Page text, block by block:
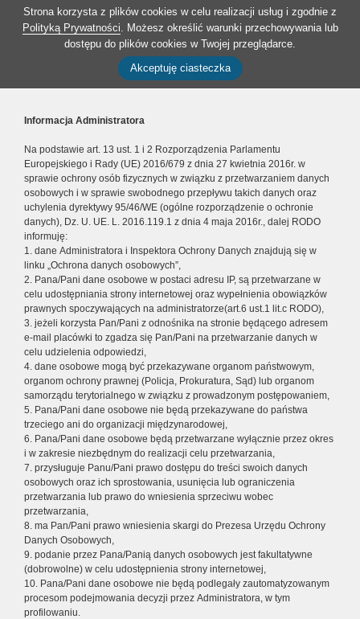
Strona korzysta z plików cookies w celu realizacji usług i zgodnie z
Polityką Prywatności. Możesz określić warunki przechowywania lub
dostępu do plików cookies w Twojej przeglądarce.
Akceptuję ciasteczka
Informacja Administratora
Na podstawie art. 13 ust. 1 i 2 Rozporządzenia Parlamentu
Europejskiego i Rady (UE) 2016/679 z dnia 27 kwietnia 2016r. w
sprawie ochrony osób fizycznych w związku z przetwarzaniem danych
osobowych i w sprawie swobodnego przepływu takich danych oraz
uchylenia dyrektywy 95/46/WE (ogólne rozporządzenie o ochronie
danych), Dz. U. UE. L. 2016.119.1 z dnia 4 maja 2016r., dalej RODO
informuję:
1. dane Administratora i Inspektora Ochrony Danych znajdują się w
linku „Ochrona danych osobowych”,
2. Pana/Pani dane osobowe w postaci adresu IP, są przetwarzane w
celu udostępniania strony internetowej oraz wypełnienia obowiązków
prawnych spoczywających na administratorze(art.6 ust.1 lit.c RODO),
3. jeżeli korzysta Pan/Pani z odnośnika na stronie będącego adresem
e-mail placówki to zgadza się Pan/Pani na przetwarzanie danych w
celu udzielenia odpowiedzi,
4. dane osobowe mogą być przekazywane organom państwowym,
organom ochrony prawnej (Policja, Prokuratura, Sąd) lub organom
samorządu terytorialnego w związku z prowadzonym postępowaniem,
5. Pana/Pani dane osobowe nie będą przekazywane do państwa
trzeciego ani do organizacji międzynarodowej,
6. Pana/Pani dane osobowe będą przetwarzane wyłącznie przez okres
i w zakresie niezbędnym do realizacji celu przetwarzania,
7. przysługuje Panu/Pani prawo dostępu do treści swoich danych
osobowych oraz ich sprostowania, usunięcia lub ograniczenia
przetwarzania lub prawo do wniesienia sprzeciwu wobec
przetwarzania,
8. ma Pan/Pani prawo wniesienia skargi do Prezesa Urzędu Ochrony
Danych Osobowych,
9. podanie przez Pana/Panią danych osobowych jest fakultatywne
(dobrowolne) w celu udostępnienia strony internetowej,
10. Pana/Pani dane osobowe nie będą podlegały zautomatyzowanym
procesom podejmowania decyzji przez Administratora, w tym
profilowaniu.